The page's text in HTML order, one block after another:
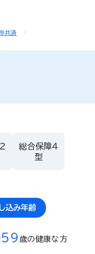
共済
総合保障４
型
込み年齢
59 歳の健康な方